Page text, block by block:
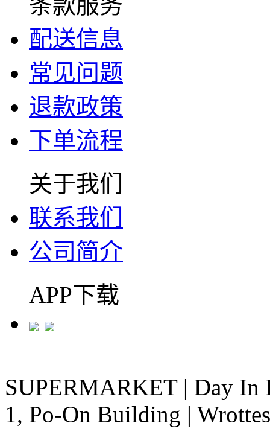
配送信息
常见问题
退款政策
下单流程
关于我们
联系我们
公司简介
APP下载
SUPERMARKET | Day In
1, Po-On Building |